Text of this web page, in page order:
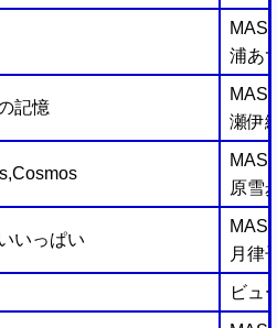
浦あ
記憶
瀬伊
原雪
いっぱい
月律
ビュ